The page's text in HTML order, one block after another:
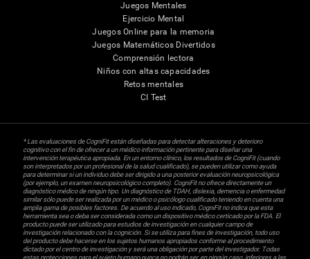
Juegos Mentales
Ejercicio Mental
Juegos Online para la memoria
Juegos Matemáticos Divertidos
Comprensión lectora
Niños con altas capacidades
Retos mentales
CI Test
* Las evaluaciones de CogniFit están diseñadas para detectar alteraciones y deterioro
cognitivo con el fin de ofrecer a un médico información pertinente para diseñar una
intervención terapéutica apropiada. En un entorno clínico, los resultados de CogniFit (cuando
son interpretados por un profesional de la salud cualificado), se pueden utilizar como ayuda
para determinar si un individuo debe ser dirigido a una posterior evaluación neuropsicológica
(por ejemplo, un examen neuropsicológico completo). CogniFit no ofrece directamente un
diagnóstico médico de ningún tipo. Un diagnóstico de TDAH, dislexia, demencia o enfermedad
similar sólo puede ser realizada por un médico o psicólogo cualificado teniendo en cuenta una
amplia gama de posibles factores. De acuerdo al uso indicado, CogniFit no indica que esta
herramienta sea o deba ser considerada como un dispositivo médico certicado por la FDA. El
producto puede ser utilizado para estudios de investigación en cualquier campo de
investigación relacionado con la cognición. Si se utiliza para fines de investigación, todo uso
del producto debe hacerse en los sujetos humanos apropiados conforme al procedimiento
dictado por el centro de investigación y será una obligación por parte del investigador. Todas
estas protecciones para el sujeto humano nunca no podrán ser, en ningún caso, inferiores a las